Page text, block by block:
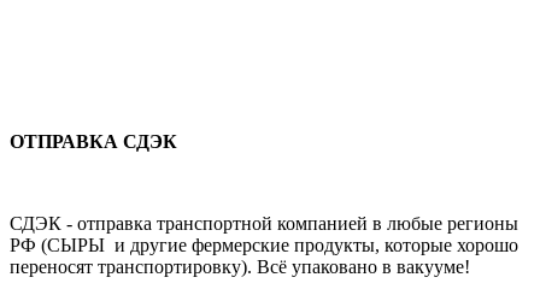
ОТПРАВКА СДЭК
СДЭК - отправка транспортной компанией в любые регионы
РФ (СЫРЫ и другие фермерские продукты, которые хорошо
переносят транспортировку). Всё упаковано в вакууме!